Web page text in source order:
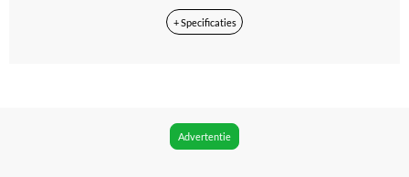
+ Specificaties
Advertentie